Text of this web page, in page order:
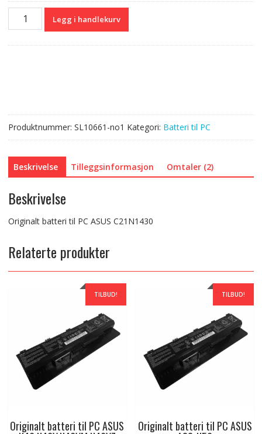
Originalt
batteri
Legg i handlekurv
Produktnummer: SL10661-no1 Kategori: Batteri til PC
Beskrivelse Tilleggsinformasjon Omtaler (2)
Beskrivelse
Originalt batteri til PC ASUS C21N1430
Relaterte produkter
TILBUD!
Originalt batteri til PC ASUS
TILBUD!
Originalt batteri til PC ASUS